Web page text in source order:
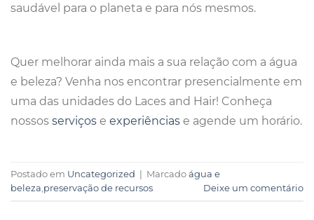
saudável para o planeta e para nós mesmos.
Quer melhorar ainda mais a sua relação com a água
e beleza? Venha nos encontrar presencialmente em
uma das unidades do Laces and Hair! Conheça
nossos serviços e experiências e agende um horário.
Postado em Uncategorized Marcado água e
beleza preservação de recursos Deixe um comentário